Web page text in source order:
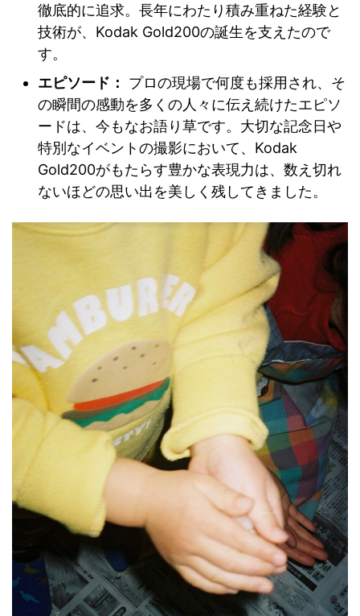
徹底的に追求。長年にわたり積み重ねた経験と
技術が、Kodak Gold200の誕生を支えたので
す。
エピソード：
プロの現場で何度も採用され、そ
の瞬間の感動を多くの人々に伝え続けたエピソ
ードは、今もなお語り草です。大切な記念日や
特別なイベントの撮影において、Kodak
Gold200がもたらす豊かな表現力は、数え切れ
ないほどの思い出を美しく残してきました。